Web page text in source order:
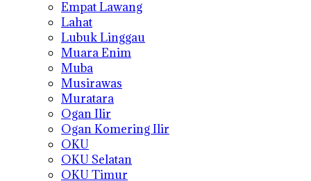
Empat Lawang
Lahat
Lubuk Linggau
Muara Enim
Muba
Musirawas
Muratara
Ogan Ilir
Ogan Komering Ilir
OKU
OKU Selatan
OKU Timur